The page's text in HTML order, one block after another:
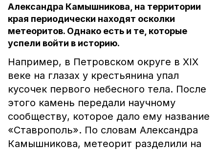
Александра Камышникова, на территории
края периодически находят осколки
метеоритов. Однако есть и те, которые
успели войти в историю.
Например, в Петровском округе в XIX
веке на глазах у крестьянина упал
кусочек первого небесного тела. После
этого камень передали научному
сообществу, которое дало ему название
«Ставрополь». По словам Александра
Камышникова, метеорит разделили на